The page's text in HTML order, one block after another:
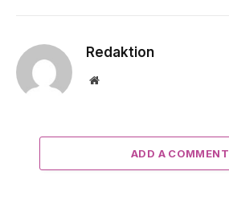
Redaktion
Website
ADD A COMMENT